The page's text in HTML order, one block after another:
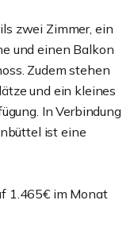
zwei Zimmer, ein
und einen Balkon
Zudem stehen
und ein kleines
In Verbindung
ist eine
1.465€ im Monat